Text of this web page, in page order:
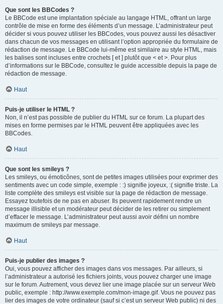
Que sont les BBCodes ?
Le BBCode est une implantation spéciale au langage HTML, offrant un large
contrôle de mise en forme des éléments d’un message. L’administrateur peut
décider si vous pouvez utiliser les BBCodes, vous pouvez aussi les désactiver
dans chacun de vos messages en utilisant l’option appropriée du formulaire de
rédaction de message. Le BBCode lui-même est similaire au style HTML, mais
les balises sont incluses entre crochets [ et ] plutôt que < et >. Pour plus
d’informations sur le BBCode, consultez le guide accessible depuis la page de
rédaction de message.
Haut
Puis-je utiliser le HTML ?
Non, il n’est pas possible de publier du HTML sur ce forum. La plupart des
mises en forme permises par le HTML peuvent être appliquées avec les
BBCodes.
Haut
Que sont les smileys ?
Les smileys, ou émoticônes, sont de petites images utilisées pour exprimer des
sentiments avec un code simple, exemple : :) signifie joyeux, :( signifie triste. La
liste complète des smileys est visible sur la page de rédaction de message.
Essayez toutefois de ne pas en abuser. Ils peuvent rapidement rendre un
message illisible et un modérateur peut décider de les retirer ou simplement
d’effacer le message. L’administrateur peut aussi avoir défini un nombre
maximum de smileys par message.
Haut
Puis-je publier des images ?
Oui, vous pouvez afficher des images dans vos messages. Par ailleurs, si
l’administrateur a autorisé les fichiers joints, vous pouvez charger une image
sur le forum. Autrement, vous devez lier une image placée sur un serveur Web
public, exemple : http://www.exemple.com/mon-image.gif. Vous ne pouvez pas
lier des images de votre ordinateur (sauf si c’est un serveur Web public) ni des